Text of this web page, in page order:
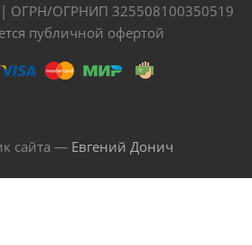
ОГРН/ОГРНИП 325508100350519
публичной офертой
сайта — Евгений Донич